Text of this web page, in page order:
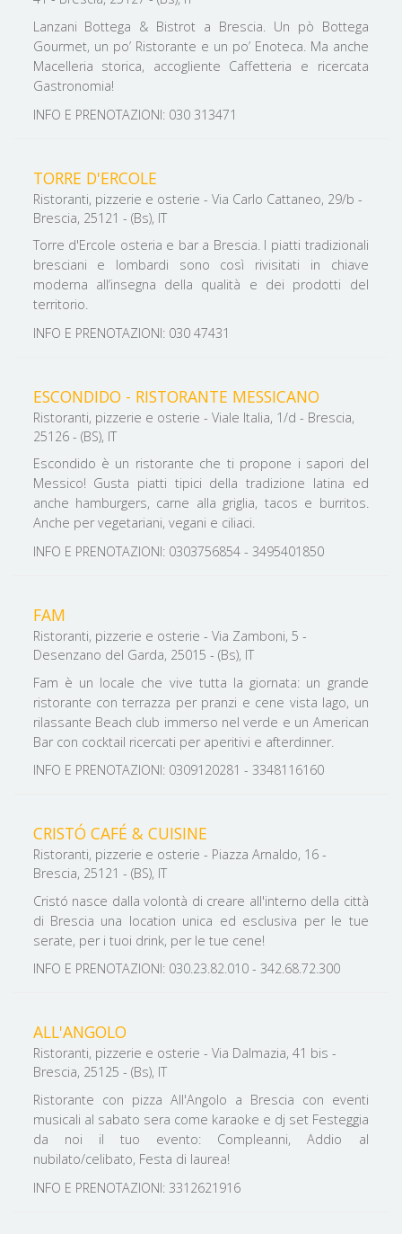
Lanzani Bottega & Bistrot a Brescia. Un pò Bottega
Gourmet, un po’ Ristorante e un po’ Enoteca. Ma anche
Macelleria storica, accogliente Caffetteria e ricercata
Gastronomia!
INFO E PRENOTAZIONI: 030 313471
TORRE D'ERCOLE
Ristoranti, pizzerie e osterie - Via Carlo Cattaneo, 29/b -
Brescia, 25121 - (Bs), IT
Torre d'Ercole osteria e bar a Brescia. I piatti tradizionali
bresciani e lombardi sono così rivisitati in chiave
moderna all’insegna della qualità e dei prodotti del
territorio.
INFO E PRENOTAZIONI: 030 47431
ESCONDIDO - RISTORANTE MESSICANO
Ristoranti, pizzerie e osterie - Viale Italia, 1/d - Brescia,
25126 - (BS), IT
Escondido è un ristorante che ti propone i sapori del
Messico! Gusta piatti tipici della tradizione latina ed
anche hamburgers, carne alla griglia, tacos e burritos.
Anche per vegetariani, vegani e ciliaci.
INFO E PRENOTAZIONI: 0303756854 - 3495401850
FAM
Ristoranti, pizzerie e osterie - Via Zamboni, 5 -
Desenzano del Garda, 25015 - (Bs), IT
Fam è un locale che vive tutta la giornata: un grande
ristorante con terrazza per pranzi e cene vista lago, un
rilassante Beach club immerso nel verde e un American
Bar con cocktail ricercati per aperitivi e afterdinner.
INFO E PRENOTAZIONI: 0309120281 - 3348116160
CRISTÓ CAFÉ & CUISINE
Ristoranti, pizzerie e osterie - Piazza Arnaldo, 16 -
Brescia, 25121 - (BS), IT
Cristó nasce dalla volontà di creare all'interno della città
di Brescia una location unica ed esclusiva per le tue
serate, per i tuoi drink, per le tue cene!
INFO E PRENOTAZIONI: 030.23.82.010 - 342.68.72.300
ALL'ANGOLO
Ristoranti, pizzerie e osterie - Via Dalmazia, 41 bis -
Brescia, 25125 - (Bs), IT
Ristorante con pizza All'Angolo a Brescia con eventi
musicali al sabato sera come karaoke e dj set Festeggia
da noi il tuo evento: Compleanni, Addio al
nubilato/celibato, Festa di laurea!
INFO E PRENOTAZIONI: 3312621916